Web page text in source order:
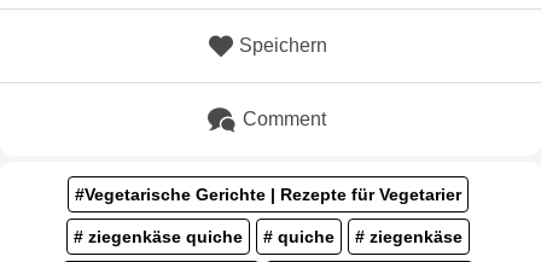
Speichern
Comment
#Vegetarische Gerichte | Rezepte für Vegetarier
# ziegenkäse quiche # quiche # ziegenkäse